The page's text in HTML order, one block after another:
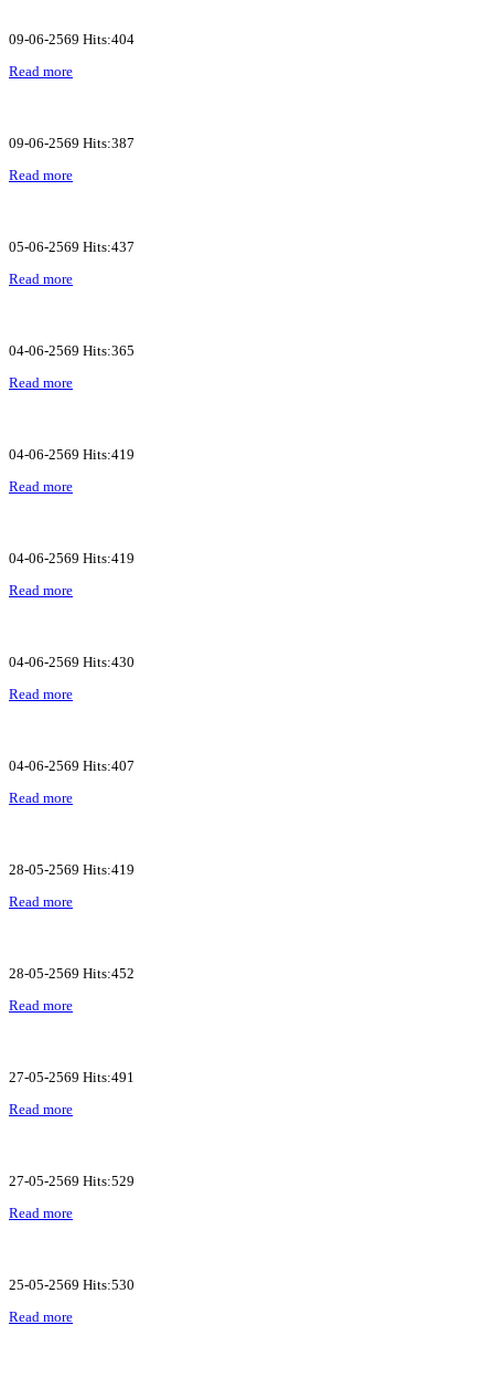
09-06-2569 Hits:404
Read more
09-06-2569 Hits:387
Read more
05-06-2569 Hits:437
Read more
04-06-2569 Hits:365
Read more
04-06-2569 Hits:419
Read more
04-06-2569 Hits:419
Read more
04-06-2569 Hits:430
Read more
04-06-2569 Hits:407
Read more
28-05-2569 Hits:419
Read more
28-05-2569 Hits:452
Read more
27-05-2569 Hits:491
Read more
27-05-2569 Hits:529
Read more
25-05-2569 Hits:530
Read more